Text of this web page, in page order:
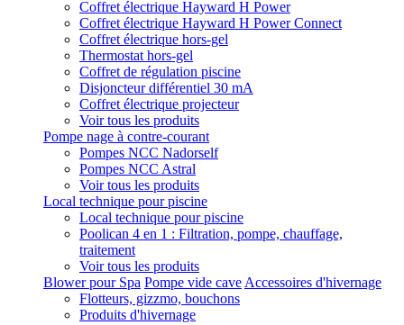
Coffret électrique Hayward H Power
Coffret électrique Hayward H Power Connect
Coffret électrique hors-gel
Thermostat hors-gel
Coffret de régulation piscine
Disjoncteur différentiel 30 mA
Coffret électrique projecteur
Voir tous les produits
Pompe nage à contre-courant
Pompes NCC Nadorself
Pompes NCC Astral
Voir tous les produits
Local technique pour piscine
Local technique pour piscine
Poolican 4 en 1 : Filtration, pompe, chauffage,
traitement
Voir tous les produits
Blower pour Spa Pompe vide cave Accessoires d'hivernage
Flotteurs, gizzmo, bouchons
Produits d'hivernage